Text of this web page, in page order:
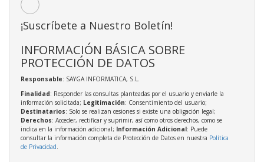
¡Suscríbete a Nuestro Boletín!
INFORMACIÓN BÁSICA SOBRE
PROTECCIÓN DE DATOS
Responsable: SAYGA INFORMATICA, S.L.
Finalidad: Responder las consultas planteadas por el usuario y enviarle la
información solicitada; Legitimación: Consentimiento del usuario;
Destinatarios: Solo se realizan cesiones si existe una obligación legal;
Derechos: Acceder, rectificar y suprimir, así como otros derechos, como se
indica en la información adicional; Información Adicional: Puede
consultar la información completa de Protección de Datos en nuestra Política
de Privacidad.